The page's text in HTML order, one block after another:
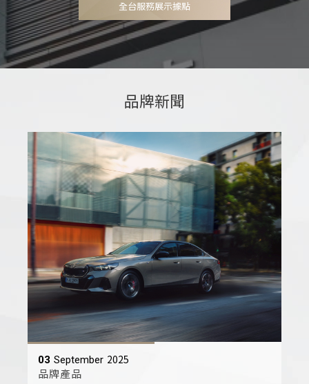
全台服務展示據點
全台服務展示據點
品牌新聞
03 September 2025
品牌產品